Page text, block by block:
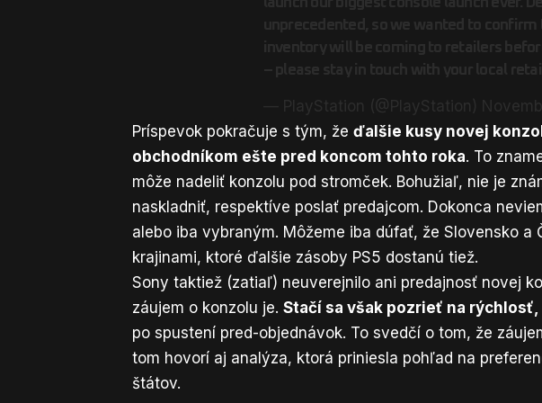
Príspevok pokračuje s tým, žeďalšie kusy novej
obchodníkom ešte pred koncom tohto roka. To
môže nadeliť konzolu pod stromček. Bohužiaľ, nie je
naskladniť, respektíve poslať predajcom. Dokonca
alebo iba vybraným. Môžeme iba dúfať, že Slovensko a
krajinami, ktoré ďalšie zásoby PS5 dostanú tiež.
Sony taktiež (zatiaľ) neuverejnilo ani predajnosť novej
záujem o konzolu je.Stačí sa však pozrieť na rýchlosť,
po spustení pred-objednávok. To svedčí o tom, že
tom hovorí aj analýza, ktorá priniesla pohľad na
štátov.